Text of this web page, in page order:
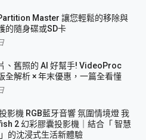
Master 讓您輕鬆的移除與
的隨身碟或SD卡
、舊照的 AI 好幫手! VideoProc
全解析 × 年末優惠，一篇全看懂
影機 RGB藍牙音響 氛圍情境燈 我
2 幻彩膠囊投影機｜結合「 智慧
的沈浸式生活新體驗